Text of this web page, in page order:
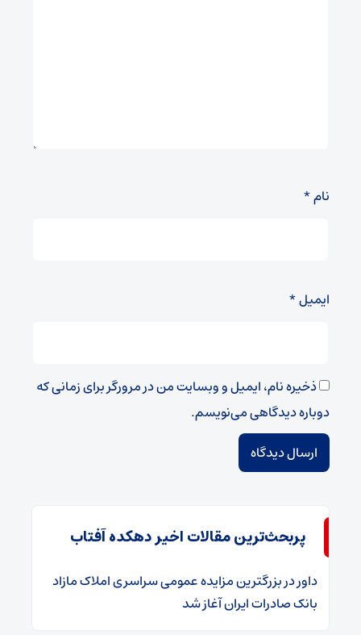
نام*
ایمیل*
ذخیره نام، ایمیل و وبسایت من در مرورگر برای زمانی که
دوباره دیدگاهی می‌نویسم.
پربحث‌ترین مقالات اخیر دهکده آفتاب
داوردر​بزرگترین مزایده عمومی سراسری املاک مازاد
بانک صادرات ایران آغاز شد